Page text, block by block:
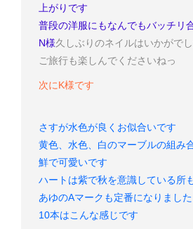
上がりです
普段の洋服にもなんでもバッチリ
N様久しぶりのネイルはいかがで
ご旅行も楽しんでくださいねっ
次にK様です
さすが水色が良くお似合いです
黄色、水色、白のマーブルの組み
鮮で可愛いです
ハートは紫で秋を意識している所
あゆのAマークも定番になりました
10本はこんな感じです